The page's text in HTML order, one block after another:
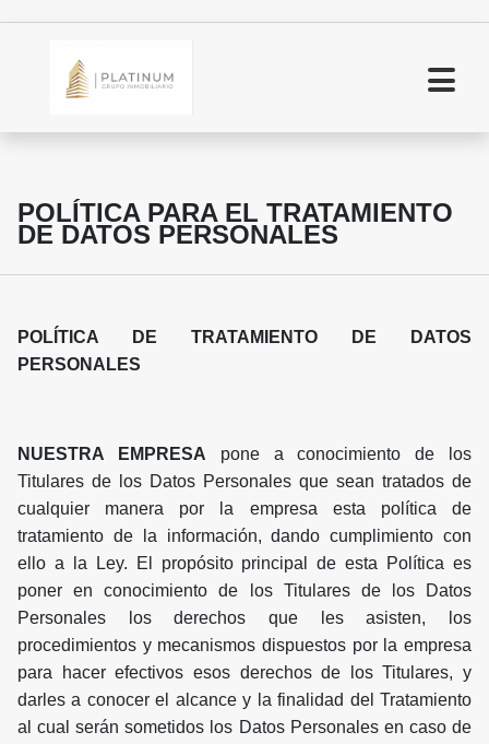
POLÍTICA PARA EL TRATAMIENTO
DE DATOS PERSONALES
POLÍTICA DE TRATAMIENTO DE DATOS
PERSONALES
NUESTRA EMPRESA pone a conocimiento de los
Titulares de los Datos Personales que sean tratados de
cualquier manera por la empresa esta política de
tratamiento de la información, dando cumplimiento con
ello a la Ley. El propósito principal de esta Política es
poner en conocimiento de los Titulares de los Datos
Personales los derechos que les asisten, los
procedimientos y mecanismos dispuestos por la empresa
para hacer efectivos esos derechos de los Titulares, y
darles a conocer el alcance y la finalidad del Tratamiento
al cual serán sometidos los Datos Personales en caso de